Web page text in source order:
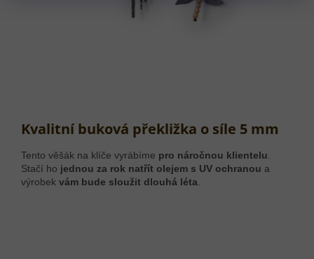
Kvalitní buková překližka o síle 5 mm
Tento věšák na klíče vyrábíme pro náročnou klientelu
Stačí ho jednou za rok natřít olejem s UV ochranou a
výrobek vám bude sloužit dlouhá léta